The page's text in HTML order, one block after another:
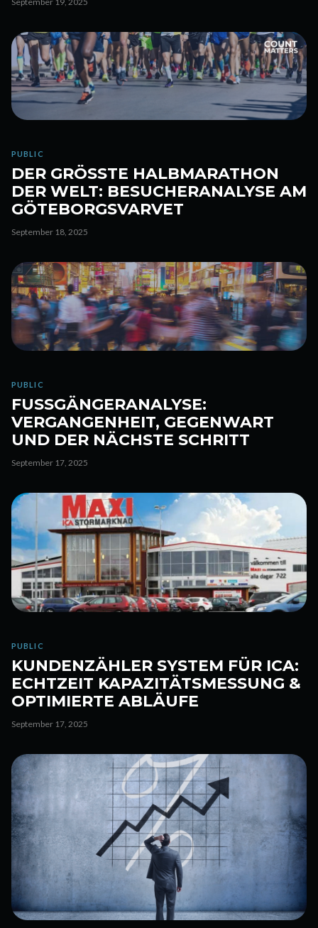
PUBLIC
DER GRÖSSTE HALBMARATHON D
ER WELT: BESUCHERANALYSE AM G
ÖTEBORGSVARVET
September 18, 2025
PUBLIC
FUSSGÄNGERANALYSE: V
ERGANGENHEIT, GEGENWART U
ND DER NÄCHSTE SCHRITT
September 17, 2025
PUBLIC
KUNDENZÄHLER SYSTEM FÜR ICA:
ECHTZEIT KAPAZITÄTSMESSUNG &
OPTIMIERTE ABLÄUFE
September 17, 2025